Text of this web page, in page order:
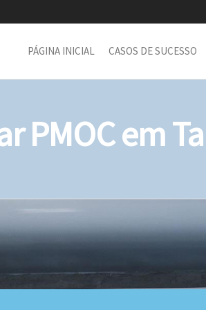
PÁGINA INICIAL CASOS DE SUCESSO
PMOC em